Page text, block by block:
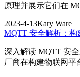
原理并展示它们在
2023-4-13Kary Ware
MQTT 安全解析：
深入解读 MQTT 安
厂商在构建物联网平